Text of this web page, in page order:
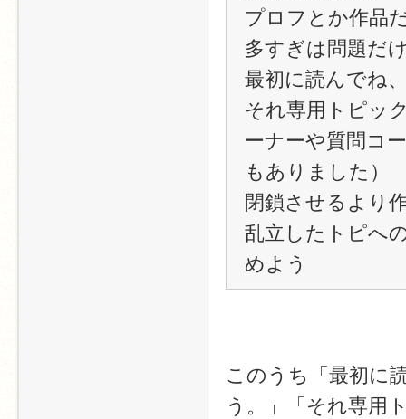
プロフとか作品
多すぎは問題だ
最初に読んでね
それ専用トピッ
ーナーや質問コ
もありました）
閉鎖させるより
乱立したトピへ
めよう
このうち「最初に
う。」「それ専用